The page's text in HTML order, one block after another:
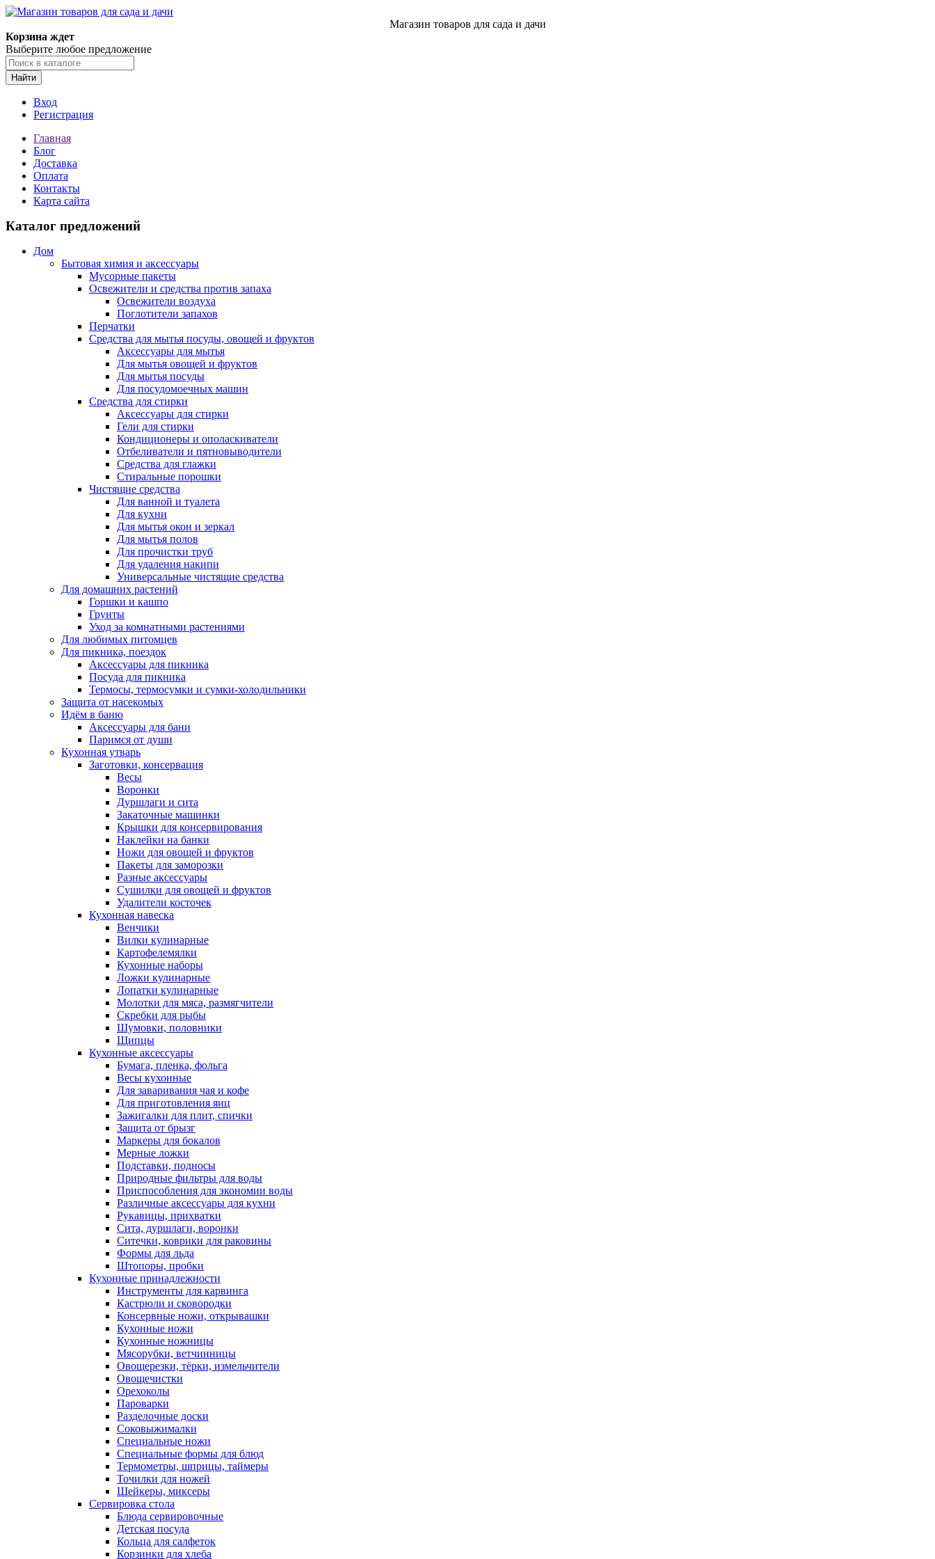
Магазин товаров для сада и дачи
Корзина ждет
Выберите любое предложение
Найти
Вход
Регистрация
Главная
Блог
Доставка
Оплата
Контакты
Карта сайта
Каталог предложений
Дом
Бытовая химия и аксессуары
Мусорные пакеты
Освежители и средства против запаха
Освежители воздуха
Поглотители запахов
Перчатки
Средства для мытья посуды, овощей и фруктов
Аксессуары для мытья
Для мытья овощей и фруктов
Для мытья посуды
Для посудомоечных машин
Средства для стирки
Аксессуары для стирки
Гели для стирки
Кондиционеры и ополаскиватели
Отбеливатели и пятновыводители
Средства для глажки
Стиральные порошки
Чистящие средства
Для ванной и туалета
Для кухни
Для мытья окон и зеркал
Для мытья полов
Для прочистки труб
Для удаления накипи
Универсальные чистящие средства
Для домашних растений
Горшки и кашпо
Грунты
Уход за комнатными растениями
Для любимых питомцев
Для пикника, поездок
Аксессуары для пикника
Посуда для пикника
Термосы, термосумки и сумки-холодильники
Защита от насекомых
Идём в баню
Аксессуары для бани
Паримся от души
Кухонная утварь
Заготовки, консервация
Весы
Воронки
Дуршлаги и сита
Закаточные машинки
Крышки для консервирования
Наклейки на банки
Ножи для овощей и фруктов
Пакеты для заморозки
Разные аксессуары
Сушилки для овощей и фруктов
Удалители косточек
Кухонная навеска
Венчики
Вилки кулинарные
Картофелемялки
Кухонные наборы
Ложки кулинарные
Лопатки кулинарные
Молотки для мяса, размягчители
Скребки для рыбы
Шумовки, половники
Щипцы
Кухонные аксессуары
Бумага, пленка, фольга
Весы кухонные
Для заваривания чая и кофе
Для приготовления яиц
Зажигалки для плит, спички
Защита от брызг
Маркеры для бокалов
Мерные ложки
Подставки, подносы
Природные фильтры для воды
Приспособления для экономии воды
Различные аксессуары для кухни
Рукавицы, прихватки
Сита, дуршлаги, воронки
Ситечки, коврики для раковины
Формы для льда
Штопоры, пробки
Кухонные принадлежности
Инструменты для карвинга
Кастрюли и сковородки
Консервные ножи, открывашки
Кухонные ножи
Кухонные ножницы
Мясорубки, ветчинницы
Овощерезки, тёрки, измельчители
Овощечистки
Орехоколы
Пароварки
Разделочные доски
Соковыжималки
Специальные ножи
Специальные формы для блюд
Термометры, шприцы, таймеры
Точилки для ножей
Шейкеры, миксеры
Сервировка стола
Блюда сервировочные
Детская посуда
Кольца для салфеток
Корзинки для хлеба